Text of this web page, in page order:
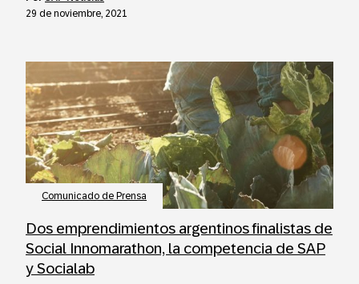
29 de noviembre, 2021
Comunicado de Prensa
Dos emprendimientos argentinos finalistas de
Social Innomarathon, la competencia de SAP
y Socialab